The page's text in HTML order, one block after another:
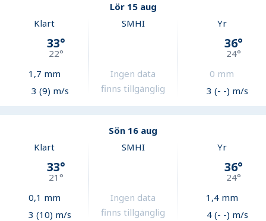
Lör 15 aug
Klart
33°
22°
1,7 mm
3 (9) m/s
SMHI
Ingen data
finns tillgänglig
Yr
36°
24°
0 mm
3 (- -) m/s
Sön 16 aug
Klart
33°
21°
0,1 mm
3 (10) m/s
SMHI
Ingen data
finns tillgänglig
Yr
36°
24°
1,4mm
4 (- -) m/s